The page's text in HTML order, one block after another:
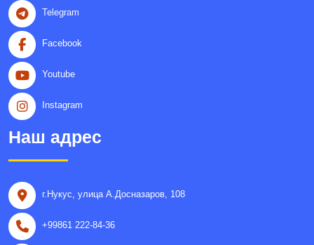
Telegram
Facebook
Youtube
Instagram
Наш адрес
г.Нукус, улица A.Досназаров, 108
+99861 222-84-36